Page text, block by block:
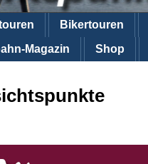
Bikertouren
Magazin Shop